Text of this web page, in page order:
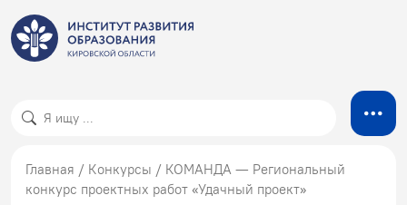
Главная / Конкурсы / КОМАНДА — Региональный
конкурс проектных работ «Удачный проект»